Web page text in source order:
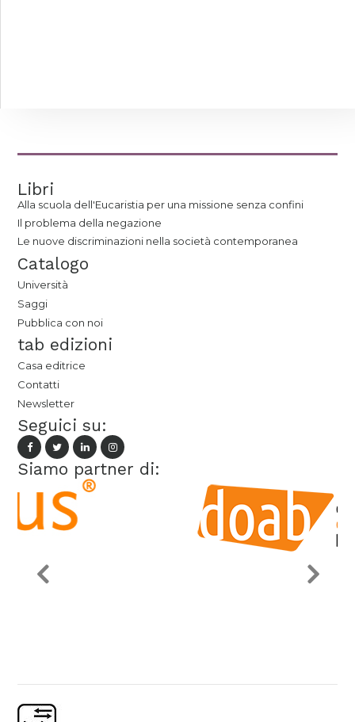
Libri
Alla scuola dell'Eucaristia per una missione senza confini
Il problema della negazione
Le nuove discriminazioni nella società contemporanea
Catalogo
Università
Saggi
Pubblica con noi
tab edizioni
Casa editrice
Contatti
Newsletter
Seguici su:
Siamo partner di: